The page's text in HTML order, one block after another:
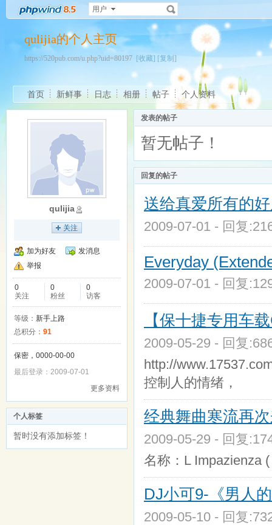
用户
qulijia的个人主页
https://520pub.com/u.php?uid=80197 [收藏] [复制]
首页 新鲜事 日志 相册 帖子 个人资料
qulijia
关注
加为好友
发消息
举报
0
关注
0
粉丝
0
访客
等级： 新手上路
总积分： 91
保密，0000-00-00
最后登录：2009-07-01
更多资料
个人标签
暂时没有添加标签！
发表的帖子
暂无帖子！
回复的帖子
送给真爱所有的
2009-07-01 - 回复
Everyday
2009-07-01 - 回复
【保十捷专用车
2009-05-29 - 回复
http://
控制人的情绪，
经典舞曲寒流再
2009-05-29 - 回复
名称：L Impazienza
DJ小可9-《男人
2009-05-10 - 回复